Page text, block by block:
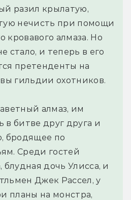
разил крылатую,
нечисть при помощи
кровавого алмаза. Но
стало, и теперь в его
претенденты на
гильдии охотников.
алмаз, им
в битве друг друга и
бродящее по
Среди гостей
блудная дочь Улисса, и
Джек Рассел, у
планы на монстра,